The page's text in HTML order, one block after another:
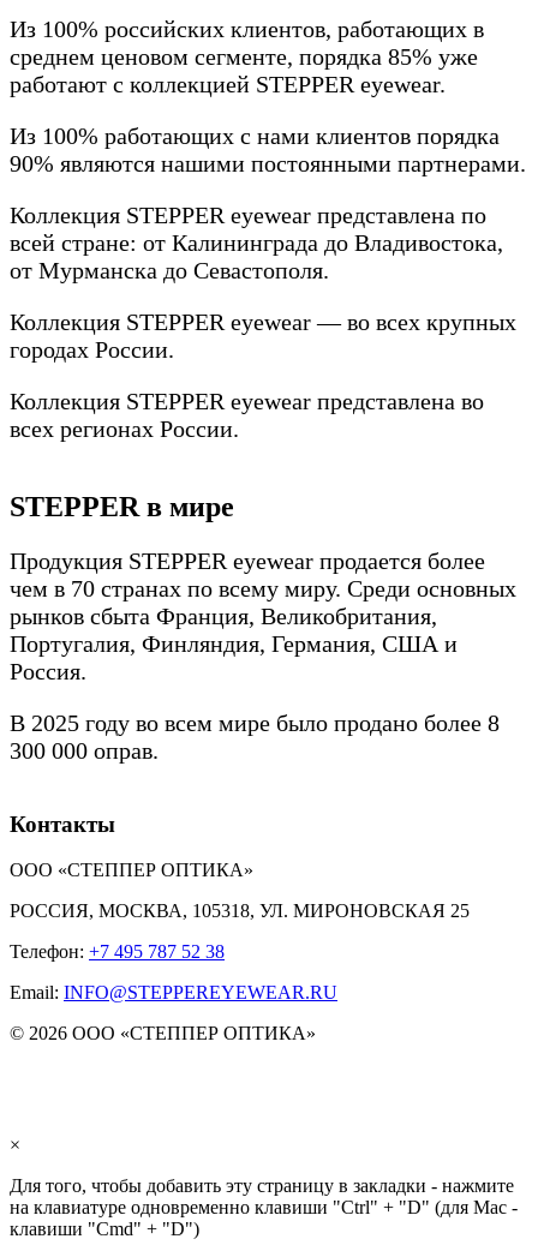
Из 100% российских клиентов, работающих в
среднем ценовом сегменте, порядка 85% уже
работают с коллекцией STEPPER eyewear.
Из 100% работающих с нами клиентов порядка
90% являются нашими постоянными партнерами.
Коллекция STEPPER eyewear представлена по
всей стране: от Калининграда до Владивостока,
от Мурманска до Севастополя.
Коллекция STEPPER eyewear — во всех крупных
городах России.
Коллекция STEPPER eyewear представлена во
всех регионах России.
STEPPER в мире
Продукция STEPPER eyewear продается более
чем в 70 странах по всему миру. Среди основных
рынков сбыта Франция, Великобритания,
Португалия, Финляндия, Германия, США и
Россия.
В 2025 году во всем мире было продано более 8
300 000 оправ.
Контакты
ООО «СТЕППЕР ОПТИКА»
РОССИЯ, МОСКВА, 105318, УЛ. МИРОНОВСКАЯ 25
Телефон: +7 495 787 52 38
Email: INFO@STEPPEREYEWEAR.RU
© 2026 ООО «СТЕППЕР ОПТИКА»
×
Для того, чтобы добавить эту страницу в закладки - нажмите
на клавиатуре одновременно клавиши "Ctrl" + "D" (для Mac -
клавиши "Cmd" + "D")